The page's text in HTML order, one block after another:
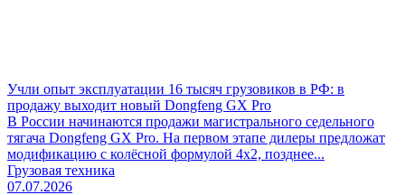
Учли опыт эксплуатации 16 тысяч грузовиков в РФ: в
продажу выходит новый Dongfeng GX Pro
В России начинаются продажи магистрального седельного
тягача Dongfeng GX Pro. На первом этапе дилеры предложат
модификацию с колёсной формулой 4х2, позднее...
Грузовая техника
07.07.2026